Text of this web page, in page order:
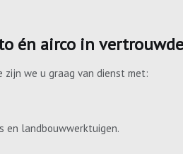
én airco in
zijn we u graag van dienst met:
en landbouwwerktuigen.